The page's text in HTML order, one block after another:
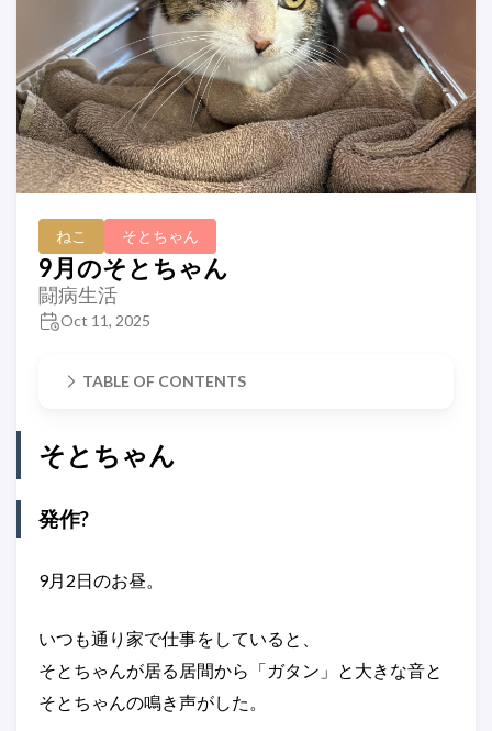
ねこ そとちゃん
9月のそとちゃん
闘病生活
Oct 11, 2025
TABLE OF CONTENTS
そとちゃん
発作?
9月2日のお昼。
いつも通り家で仕事をしていると、
そとちゃんが居る居間から「ガタン」と大きな音と
そとちゃんの鳴き声がした。